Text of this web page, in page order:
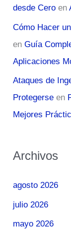
desde Cero en
Cómo Hacer
enGuía
Aplicaciones
Ataques de
Protegerse en
Mejores
Archivos
agosto 2026
julio 2026
mayo 2026